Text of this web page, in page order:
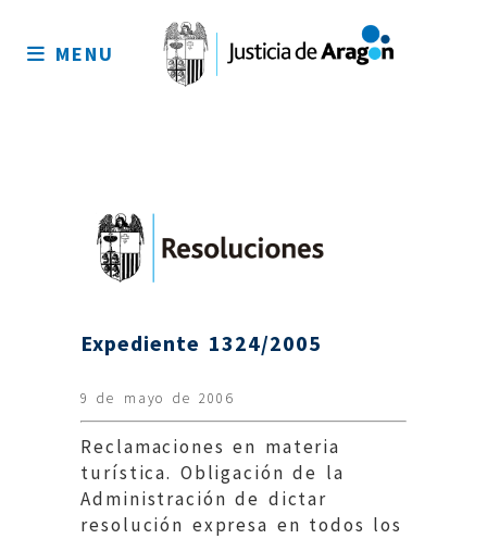
sitio
MENU
Expediente 1324/2005
9 de mayo de 2006
Reclamaciones en materia
turística. Obligación de la
Administración de dictar
resolución expresa en todos los